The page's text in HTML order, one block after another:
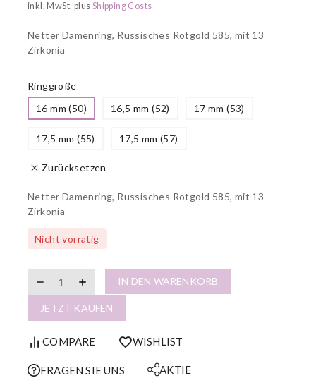
inkl. MwSt. plus Shipping Costs
Netter Damenring, Russisches Rotgold 585, mit 13
Zirkonia
Ringgröße
16 mm (50)
16,5 mm (52) 17 mm (53)
17,5 mm (55) 17,5 mm (57)
Zurücksetzen
Netter Damenring, Russisches Rotgold 585, mit 13
Zirkonia
Nicht vorrätig
IN DEN WARENKORB
JETZT KAUFEN
COMPARE WISHLIST
FRAGEN SIE UNS AKTIE